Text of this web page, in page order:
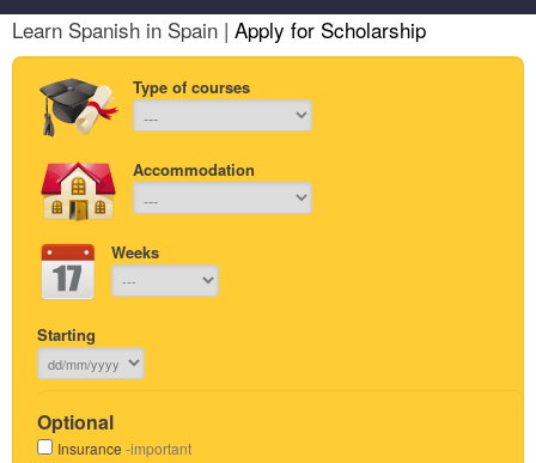
Learn Spanish in Spain | Apply for Scholarship
Type of courses
Accommodation
Weeks
Starting
Optional
Insurance -important